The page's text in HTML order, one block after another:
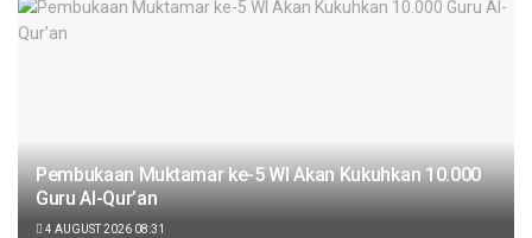
Pembukaan Muktamar ke-5 WI Akan Kukuhkan 10.000
Guru Al-Qur’an
4 AUGUST 2026 08:31